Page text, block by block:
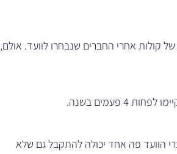
קולות אחרי החברים שנבחרו לוועד. אולם,
הוועד פה אחד יכולה להתקבל גם שלא